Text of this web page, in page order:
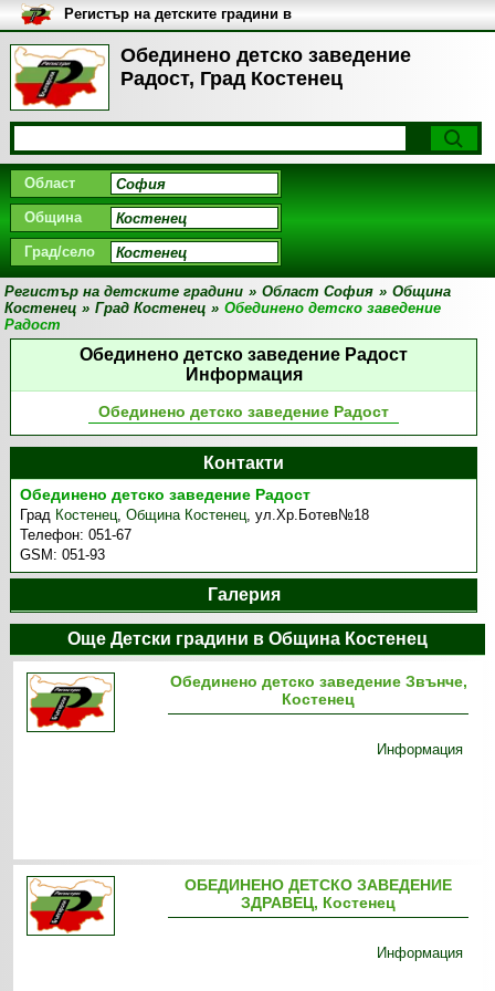
Обединено детско заведение
Радост, Град Костенец
Регистър на детските градини в
България
Област
Община
Град/село
Регистър на детските градини » Област София » Община
Костенец » Град Костенец » Обединено детско заведение
Радост
Обединено детско заведение Радост
Информация
Обединено детско заведение Радост
Контакти
Обединено детско заведение Радост
Град Костенец,Община Костенец,ул.Хр.Ботев№18
Телефон:051-67
GSM:051-93
Галерия
Още Детски градини в Община Костенец
Обединено детско заведение Звънче,
Костенец
Информация
ОБЕДИНЕНО ДЕТСКО ЗАВЕДЕНИЕ
ЗДРАВЕЦ, Костенец
Информация